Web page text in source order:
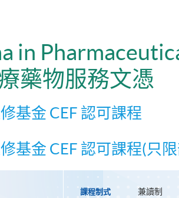
in
藥物服務文憑
基金 CEF 認可課程
基金 CEF 認可課程(只
課程制式 兼讀制